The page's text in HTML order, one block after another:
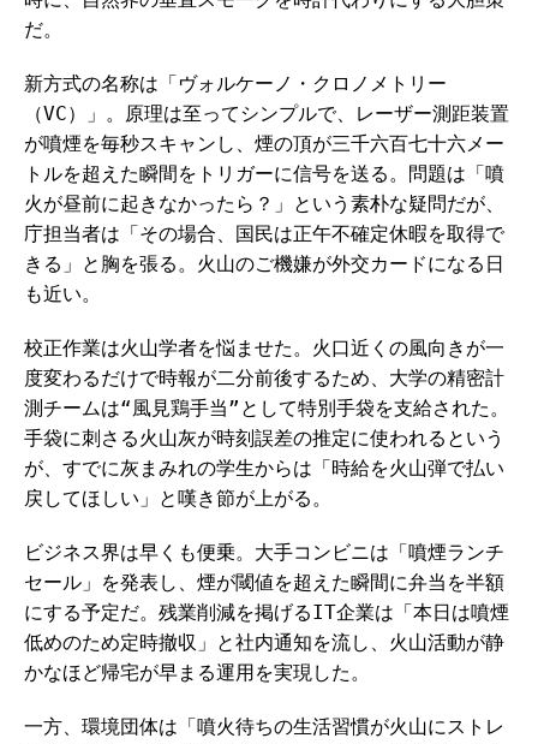
だ。
新方式の名称は「ヴォルケーノ・クロノメトリー
（VC）」。原理は至ってシンプルで、レーザー測距装置
が噴煙を毎秒スキャンし、煙の頂が三千六百七十六メー
トルを超えた瞬間をトリガーに信号を送る。問題は「噴
火が昼前に起きなかったら？」という素朴な疑問だが、
庁担当者は「その場合、国民は正午不確定休暇を取得で
きる」と胸を張る。火山のご機嫌が外交カードになる日
も近い。
校正作業は火山学者を悩ませた。火口近くの風向きが一
度変わるだけで時報が二分前後するため、大学の精密計
測チームは“風見鶏手当”として特別手袋を支給された。
手袋に刺さる火山灰が時刻誤差の推定に使われるという
が、すでに灰まみれの学生からは「時給を火山弾で払い
戻してほしい」と嘆き節が上がる。
ビジネス界は早くも便乗。大手コンビニは「噴煙ランチ
セール」を発表し、煙が閾値を超えた瞬間に弁当を半額
にする予定だ。残業削減を掲げるIT企業は「本日は噴煙
低めのため定時撤収」と社内通知を流し、火山活動が静
かなほど帰宅が早まる運用を実現した。
一方、環境団体は「噴火待ちの生活習慣が火山にストレ